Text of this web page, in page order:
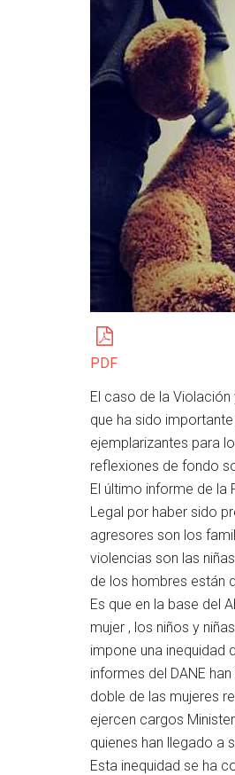
PDF
El caso de la
que ha sido
ejemplarizantes para
reflexiones de fondo
El último informe de la
Legal por haber sido
agresores son los
violencias son las
de los hombres están
Es que en la base del
mujer , los niños y
impone una inequidad
informes del DANE
doble de las mujeres
ejercen cargos
quienes han llegado a
Esta inequidad se ha